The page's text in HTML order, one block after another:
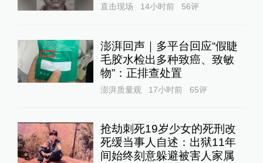
直击现场 14小时前 56评
澎湃回声｜多平台回应“假睫
毛胶水检出多种致癌、致敏
物”：正排查处置
澎湃质量观 17小时前 65评
抢劫刺死19岁少女的死刑改
死缓当事人自述：出狱11年
间始终刻意躲避被害人家属